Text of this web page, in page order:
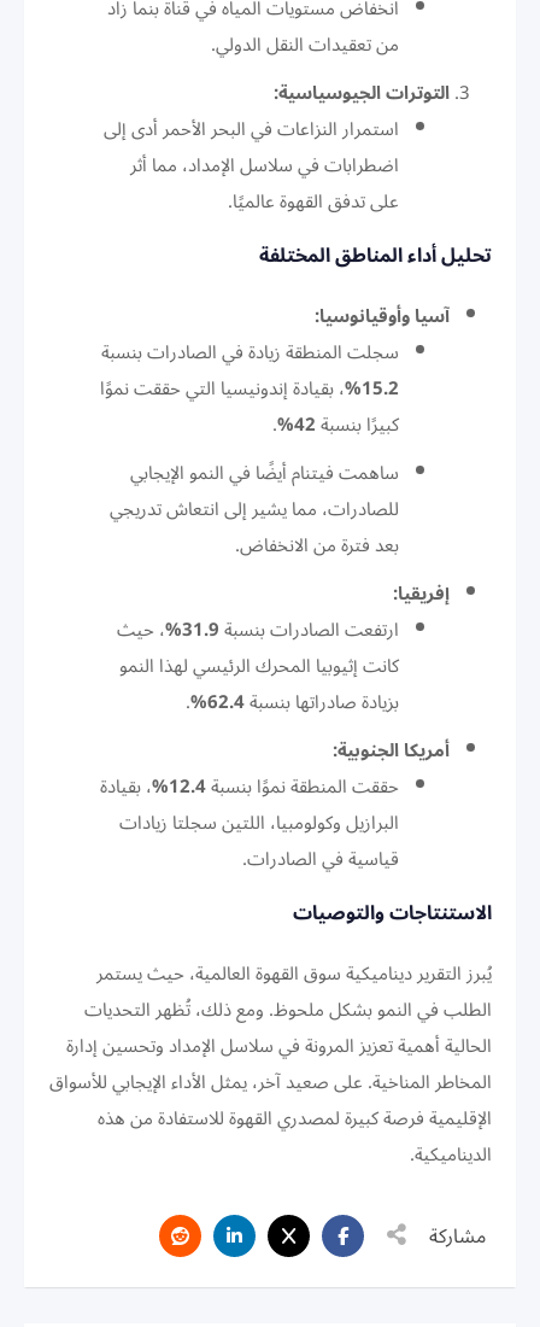
انخفاض مستويات المياه في قناة بنما زاد
من تعقيدات النقل الدولي.
التوترات الجيوسياسية:
استمرار النزاعات في البحر الأحمر أدى إلى
اضطرابات في سلاسل الإمداد، مما أثر
على تدفق القهوة عالميًا.
تحليل أداء المناطق المختلفة
آسيا وأوقيانوسيا:
سجلت المنطقة زيادة في الصادرات بنسبة
15.2% ، بقيادة إندونيسيا التي حققت نموًا
كبيرًا بنسبة42%
.
ساهمت فيتنام أيضًا في النمو الإيجابي
للصادرات، مما يشير إلى انتعاش تدريجي
بعد فترة من الانخفاض.
إفريقيا:
ارتفعت الصادرات بنسبة31.9% ، حيث
كانت إثيوبيا المحرك الرئيسي لهذا النمو
بزيادة صادراتها بنسبة62.4%
.
أمريكا الجنوبية:
حققت المنطقة نموًا بنسبة12.4% ، بقيادة
البرازيل وكولومبيا، اللتين سجلتا زيادات
قياسية في الصادرات.
الاستنتاجات والتوصيات
يُبرز التقرير ديناميكية سوق القهوة العالمية، حيث يستمر
الطلب في النمو بشكل ملحوظ. ومع ذلك، تُظهر التحديات
الحالية أهمية تعزيز المرونة في سلاسل الإمداد وتحسين إدارة
المخاطر المناخية. على صعيد آخر، يمثل الأداء الإيجابي للأسواق
الإقليمية فرصة كبيرة لمصدري القهوة للاستفادة من هذه
الديناميكية.
مشاركة